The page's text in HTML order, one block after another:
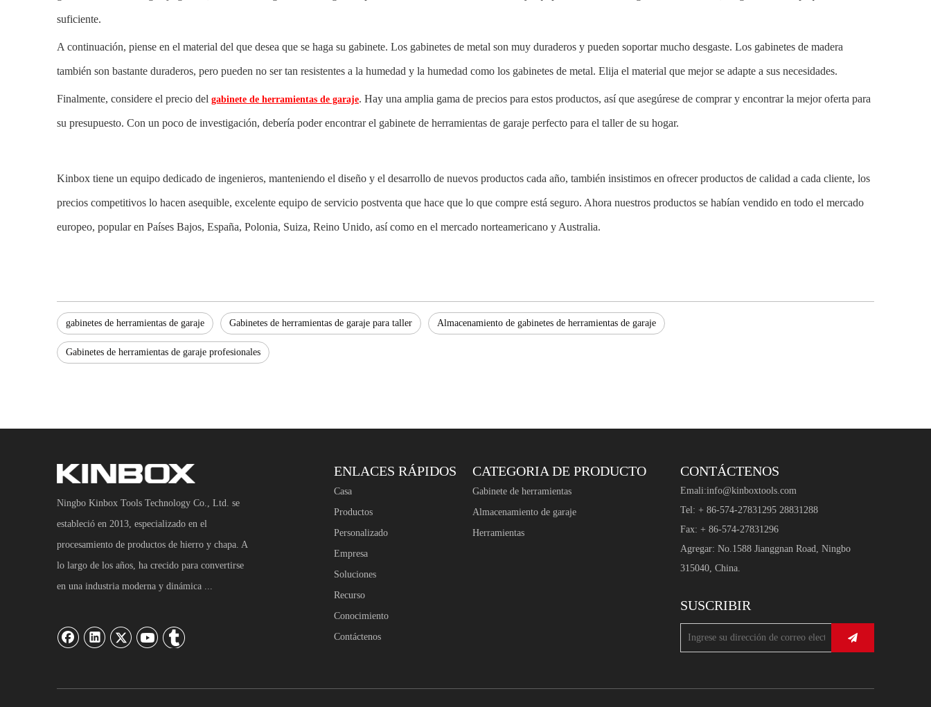
suficiente.
A continuación, piense en el material del que desea que se haga su gabinete. Los gabinetes de metal son muy duraderos y pueden soportar mucho desgaste. Los gabinetes de madera
también son bastante duraderos, pero pueden no ser tan resistentes a la humedad y la humedad como los gabinetes de metal. Elija el material que mejor se adapte a sus necesidades.
Finalmente, considere el precio del gabinete de herramientas de garaje. Hay una amplia gama de precios para estos productos, así que asegúrese de comprar y encontrar la mejor oferta para
su presupuesto. Con un poco de investigación, debería poder encontrar el gabinete de herramientas de garaje perfecto para el taller de su hogar.
Kinbox tiene un equipo dedicado de ingenieros, manteniendo el diseño y el desarrollo de nuevos productos cada año, también insistimos en ofrecer productos de calidad a cada cliente, los
precios competitivos lo hacen asequible, excelente equipo de servicio postventa que hace que lo que compre está seguro. Ahora nuestros productos se habían vendido en todo el mercado
europeo, popular en Países Bajos, España, Polonia, Suiza, Reino Unido, así como en el mercado norteamericano y Australia.
gabinetes de herramientas de garaje Gabinetes de herramientas de garaje para taller Almacenamiento de gabinetes de herramientas de garaje
Gabinetes de herramientas de garaje profesionales
Ningbo Kinbox Tools Technology Co., Ltd. se
estableció en 2013, especializado en el
procesamiento de productos de hierro y chapa. A
lo largo de los años, ha crecido para convertirse
en una industria moderna y dinámica ...
ENLACES RÁPIDOS
Casa
Productos
Personalizado
Empresa
Soluciones
Recurso
Conocimiento
Contáctenos
CATEGORIA DE PRODUCTO
Gabinete de herramientas
Almacenamiento de garaje
Herramientas
CONTÁCTENOS
Emali:info@kinboxtools.com
Tel: + 86-574-27831295 28831288
Fax: + 86-574-27831296
Agregar: No.1588 Jianggnan Road, Ningbo
315040, China.
SUSCRIBIR